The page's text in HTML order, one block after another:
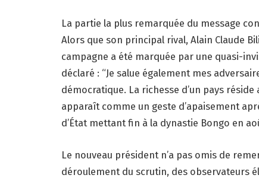
La partie la plus remarquée du message
Alors que son principal rival, Alain Claude
campagne a été marquée par une quasi-
déclaré : “Je salue également mes
démocratique. La richesse d’un pays
apparaît comme un geste d’apaisement
d’État mettant fin à la dynastie Bongo en
Le nouveau président n’a pas omis de
déroulement du scrutin, des observateurs